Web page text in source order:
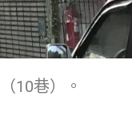
（10巷）。